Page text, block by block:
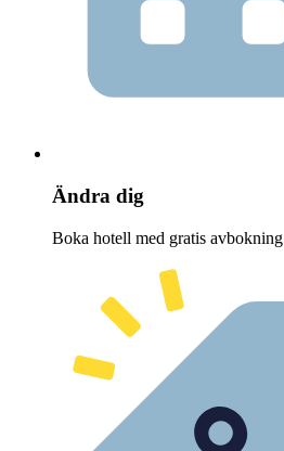
Ändra dig
Boka hotell med gratis avbokning